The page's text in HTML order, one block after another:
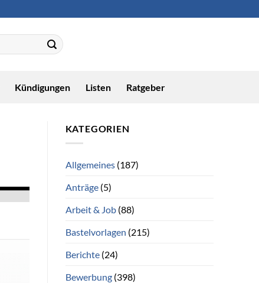
Kündigungen Listen Ratgeber
KATEGORIEN
Allgemeines(187)
Anträge(5)
Arbeit & Job(88)
Bastelvorlagen (215)
Berichte(24)
Bewerbung(398)